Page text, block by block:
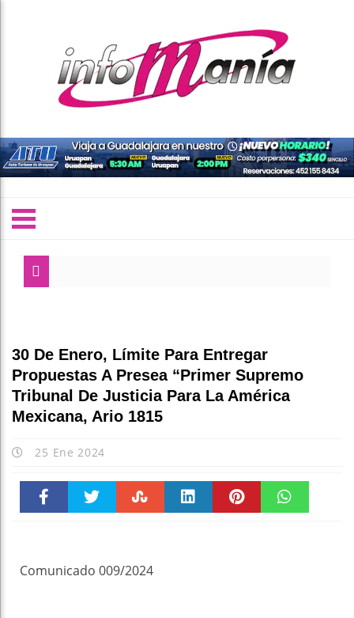
30 De Enero, Límite Para Entregar
Propuestas A Presea “Primer Supremo
Tribunal De Justicia Para La América
Mexicana, Ario 1815
25 Ene 2024
Comunicado 009/2024